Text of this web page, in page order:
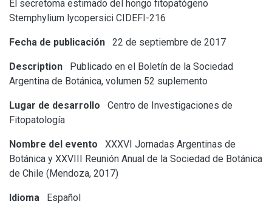
El secretoma estimado del hongo fitopatógeno
Stemphylium lycopersici CIDEFI-216
Fecha de publicación 22 de septiembre de 2017
Description
Publicado en el Boletín de la Sociedad
Argentina de Botánica, volumen 52 suplemento
Lugar de desarrollo
Centro de Investigaciones de
Fitopatología
Nombre del evento
XXXVI Jornadas Argentinas de
Botánica y XXVIII Reunión Anual de la Sociedad de Botánica
de Chile (Mendoza, 2017)
Idioma Español